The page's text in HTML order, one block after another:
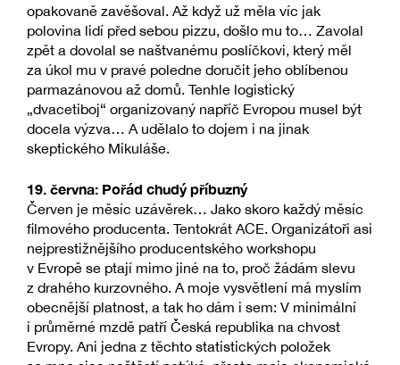
opakovaně zavěšoval. Až když už měla víc jak
polovina lidí před sebou pizzu, došlo mu to… Zavolal
zpět a dovolal se naštvanému poslíčkovi, který měl
za úkol mu v pravé poledne doručit jeho oblíbenou
parmazánovou až domů. Tenhle logistický
„dvacetiboj“ organizovaný napříč Evropou musel být
docela výzva… A udělalo to dojem i na jinak
skeptického Mikuláše.
19. června: Pořád chudý příbuzný
Červen je měsíc uzávěrek… Jako skoro každý měsíc
filmového producenta. Tentokrát ACE. Organizátoři asi
nejprestižnějšího producentského workshopu
v Evropě se ptají mimo jiné na to, proč žádám slevu
z drahého kurzovného. A moje vysvětlení má myslím
obecnější platnost, a tak ho dám i sem: V minimální
i průměrné mzdě patří Česká republika na chvost
Evropy. Ani jedna z těchto statistických položek